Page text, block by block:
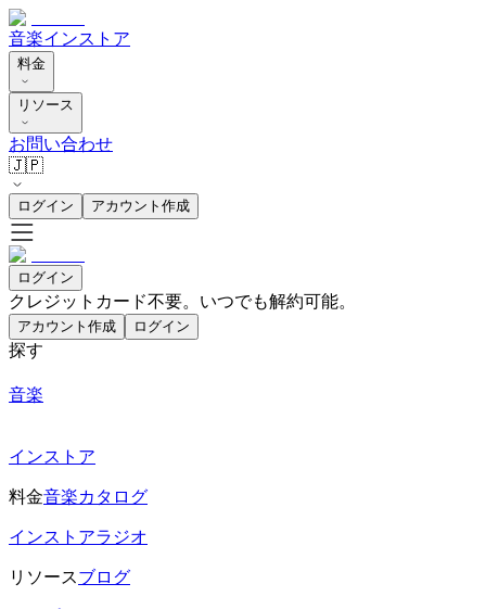
音楽インストア
料金
リソース
お問い合わせ
🇯🇵
ログイン アカウント作成
ログイン
クレジットカード不要。いつでも解約可能。
アカウント作成 ログイン
探す
音楽
インストア
料金音楽カタログ
インストアラジオ
リソースブログ